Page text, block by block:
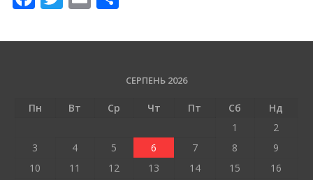
e
o
ittai ді
и
т
ся
СЕРПЕНЬ 2026
Пн Вт Ср Чт Пт Сб
Нд
1
2
3
4 5 6 7 8
9
10
11 12 13 14 15
16